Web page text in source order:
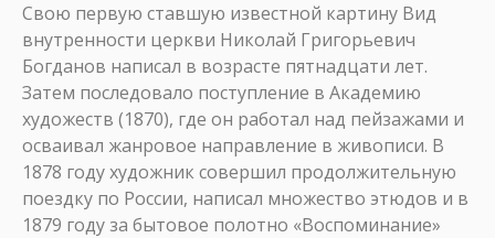
Свою первую ставшую известной картину Вид
внутренности церкви Николай Григорьевич
Богданов написал в возрасте пятнадцати лет.
Затем последовало поступление в Академию
художеств (1870), где он работал над пейзажами и
осваивал жанровое направление в живописи. В
1878 году художник совершил продолжительную
поездку по России, написал множество этюдов и в
1879 году за бытовое полотно «Воспоминание»